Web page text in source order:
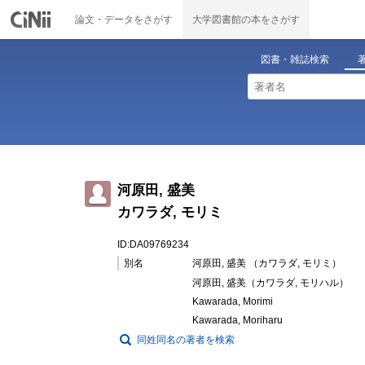
論文・データをさがす 大学図書館の本をさがす
図書・雑誌検索
河原田, 盛美
カワラダ, モリミ
ID:DA09769234
別名
河原田, 盛美 （カワラダ, モリミ）
河原田, 盛美（カワラダ, モリハル）
Kawarada, Morimi
Kawarada, Moriharu
同姓同名の著者を検索